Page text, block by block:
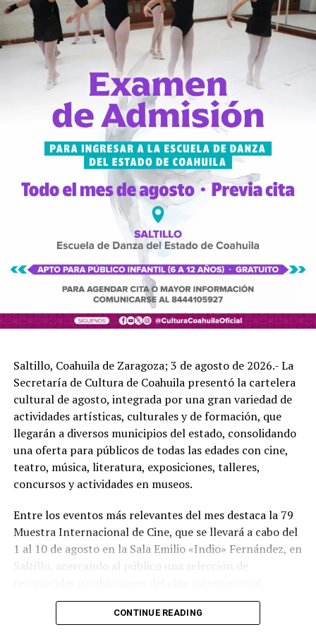
Manuel Díaz Barrón, “Polka Allende, Bicentenario”, de
Allende; Sara Guadalupe Jiménez Rodríguez, “Cultura
Viva, desarrollo cultural”, de Saltillo; Laisa Guadalupe
Galindo Becerra, “Compartiendo Saberes de Títeres
Galini”, de Saltillo; Jesús Alejandro Alvarado de Ávila, “
Voces de las mujeres”, de Torreón; Alma Alicia Mendoza
Padilla, “Latidos del monte: crónica visual de la vida
silvestre”, de Juárez; Ricardo Antonio Aguirre Frutos,
“Voces que caminan: memoria y territorio en el centro
histórico de Saltillo”, de Saltillo; Hugo Ernesto
Belmontes Ramírez con “Voces de misericordia. herencia
del trono” de Torreón; Luis Omar Badillo González,
“Laboratorio de elaboración de alimentos y bebidas a
base de las vainas del mezquite”, de Ramos Arizpe, y
Yadira Soledad Capetillo Tovar, “Tejiendo lazos de paz.
Arte y cultura en comunidad”, de Torreón.
ADVERTISEMENT
La Secretaria de Cultura Esther Quintana manifestó:
y la dedicación de todas y todos los participantes de esta
edición del PACMyC. Cada propuesta representa el amor
por sus comunidades, el compromiso con sus raíces y el
deseo de mantener vivas las expresiones que nos dan
seleccionados en esta ocasión, cada uno de ustedes es
parte fundamental de la riqueza cultural de Coahuila y
Saltillo, Coahuila de Zaragoza; 3 de agosto de 2026.- La
Secretaría de Cultura de Coahuila presentó la cartelera
cultural de agosto, integrada por una gran variedad de
actividades artísticas, culturales y de formación, que
llegarán a diversos municipios del estado, consolidando
una oferta para públicos de todas las edades con cine,
teatro, música, literatura, exposiciones, talleres,
concursos y actividades en museos.
Entre los eventos más relevantes del mes destaca la 79
Muestra Internacional de Cine, que se llevará a cabo del
1 al 10 de agosto en la Sala Emilio «Indio» Fernández, en
Saltillo, acercando al público una selección de
Asimismo, la Secretaría de Cultura mantiene una
CONTINUE READING